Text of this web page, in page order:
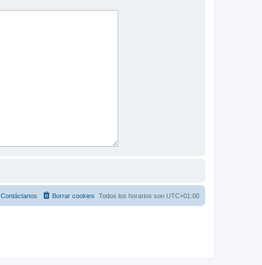
Todos los horarios son UTC+01:00
Borrar cookies
Contáctanos